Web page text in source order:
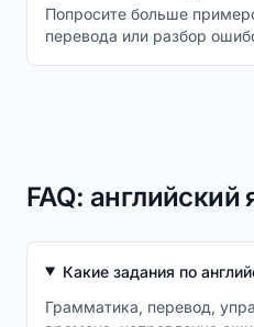
Попросите больше
перевода или разбор
FAQ: английский
Какие задания по
Грамматика, перевод,